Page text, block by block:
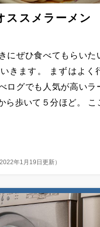
ススメラーメン
にぜひ食べてもらいた
きます。 まずはよく
ログでも人気が高いラ
ら歩いて５分ほど。 こ
2022年1月19日更新）